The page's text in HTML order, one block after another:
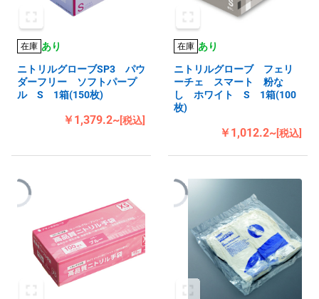
在庫 あり
ニトリルグローブSP3 パウ
ダーフリー ソフトパープ
ル S 1箱(150枚)
￥1,379.2~[税込]
在庫 あり
ニトリルグローブ フェリ
ーチェ スマート 粉な
し ホワイト S 1箱(100
枚)
￥1,012.2~[税込]